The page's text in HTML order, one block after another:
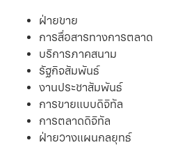
ฝ่ายขาย
การสื่อสารทางการตลาด
บริการภาคสนาม
รัฐกิจสัมพันธ์
งานประชาสัมพันธ์
การขายแบบดิจิทัล
การตลาดดิจิทัล
ฝ่ายวางแผนกลยุทธ์